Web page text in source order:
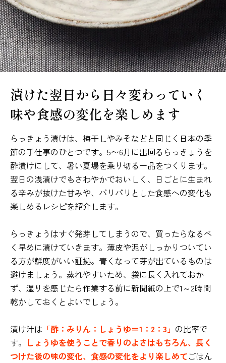
漬けた翌日から日々変わっていく
味や食感の変化を楽しめます
らっきょう漬けは、梅干しやみそなどと同じく日本の季
節の手仕事のひとつです。5〜6月に出回るらっきょうを
酢漬けにして、暑い夏場を乗り切る一品をつくります。
翌日の浅漬けでもさわやかでおいしく、日ごとに生まれ
る辛みが抜けた甘みや、パリパリとした食感への変化も
楽しめるレシピを紹介します。
らっきょうはすぐ発芽してしまうので、買ったらなるべ
く早めに漬けていきます。薄皮や泥がしっかりついてい
る方が鮮度がいい証拠。青くなって芽が出ているものは
避けましょう。蒸れやすいため、袋に長く入れておか
ず、湿りを感じたら作業する前に新聞紙の上で1～2時間
乾かしておくとよいでしょう。
漬け汁は 「酢：みりん：しょうゆ＝1：2：3」 の比率で
す。 しょうゆを使うことで香りのよさはもちろん、長く
つけた後の味の変化、食感の変化をより楽しめてごはん